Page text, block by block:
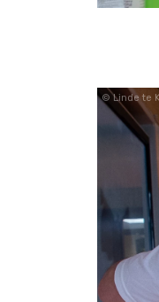
Linde te